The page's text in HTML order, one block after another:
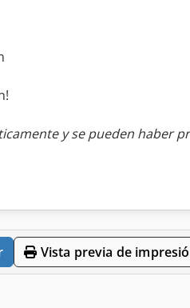
y se pueden haber
Vista previa de